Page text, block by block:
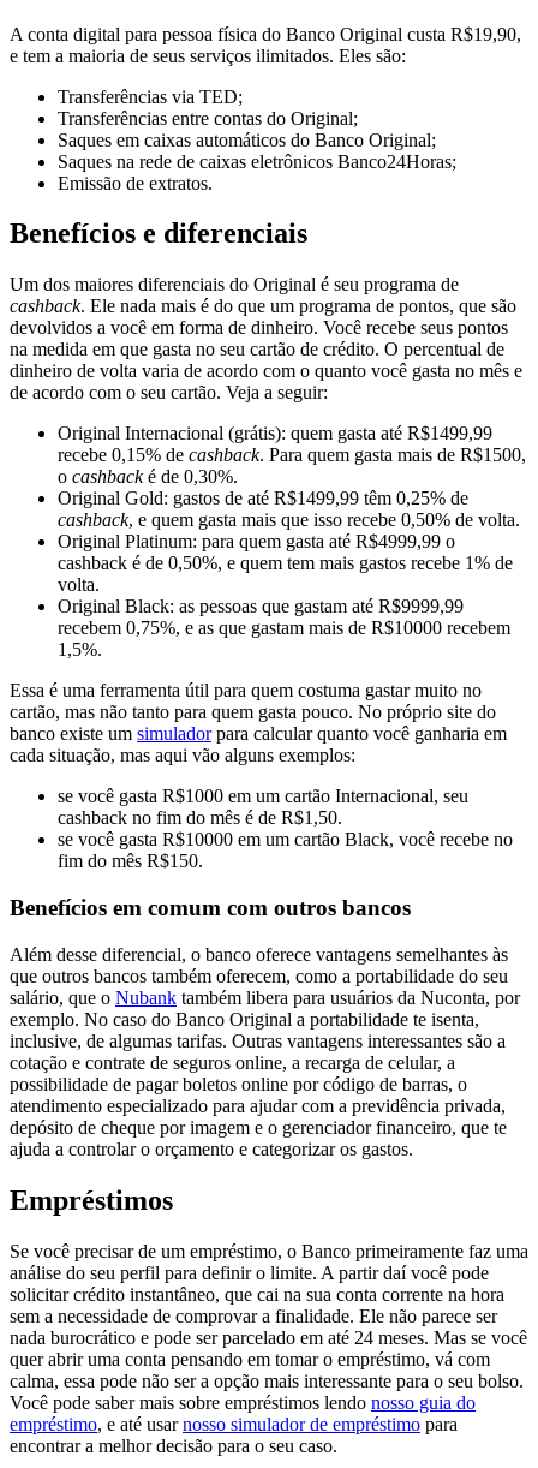
A conta digital para pessoa física do Banco Original custa R$19,90,
e tem a maioria de seus serviços ilimitados. Eles são:
Transferências via TED;
Transferências entre contas do Original;
Saques em caixas automáticos do Banco Original;
Saques na rede de caixas eletrônicos Banco24Horas;
Emissão de extratos.
Benefícios e diferenciais
Um dos maiores diferenciais do Original é seu programa de
cashback. Ele nada mais é do que um programa de pontos, que são
devolvidos a você em forma de dinheiro. Você recebe seus pontos
na medida em que gasta no seu cartão de crédito. O percentual de
dinheiro de volta varia de acordo com o quanto você gasta no mês e
de acordo com o seu cartão. Veja a seguir:
Original Internacional (grátis): quem gasta até R$1499,99
recebe 0,15% de cashback. Para quem gasta mais de R$1500,
o cashbacké de 0,30%.
Original Gold: gastos de até R$1499,99 têm 0,25% de
cashback, e quem gasta mais que isso recebe 0,50% de volta.
Original Platinum: para quem gasta até R$4999,99 o
cashback é de 0,50%, e quem tem mais gastos recebe 1% de
volta.
Original Black: as pessoas que gastam até R$9999,99
recebem 0,75%, e as que gastam mais de R$10000 recebem
1,5%.
Essa é uma ferramenta útil para quem costuma gastar muito no
cartão, mas não tanto para quem gasta pouco. No próprio site do
banco existe um simuladorpara calcular quanto você ganharia em
cada situação, mas aqui vão alguns exemplos:
se você gasta R$1000 em um cartão Internacional, seu
cashback no fim do mês é de R$1,50.
se você gasta R$10000 em um cartão Black, você recebe no
fim do mês R$150.
Benefícios em comum com outros bancos
Além desse diferencial, o banco oferece vantagens semelhantes às
que outros bancos também oferecem, como a portabilidade do seu
salário, que o Nubank também libera para usuários da Nuconta, por
exemplo. No caso do Banco Original a portabilidade te isenta,
inclusive, de algumas tarifas. Outras vantagens interessantes são a
cotação e contrate de seguros online, a recarga de celular, a
possibilidade de pagar boletos online por código de barras, o
atendimento especializado para ajudar com a previdência privada,
depósito de cheque por imagem e o gerenciador financeiro, que te
ajuda a controlar o orçamento e categorizar os gastos.
Empréstimos
Se você precisar de um empréstimo, o Banco primeiramente faz uma
análise do seu perfil para definir o limite. A partir daí você pode
solicitar crédito instantâneo, que cai na sua conta corrente na hora
sem a necessidade de comprovar a finalidade. Ele não parece ser
nada burocrático e pode ser parcelado em até 24 meses. Mas se você
quer abrir uma conta pensando em tomar o empréstimo, vá com
calma, essa pode não ser a opção mais interessante para o seu bolso.
Você pode saber mais sobre empréstimos lendo nosso guia do
empréstimo, e até usarnosso simulador de empréstimo para
encontrar a melhor decisão para o seu caso.